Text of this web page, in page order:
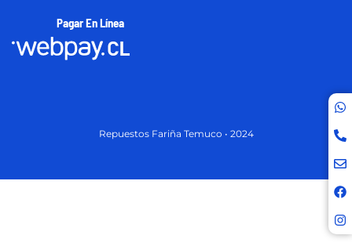
Pagar En Línea
Repuestos Fariña Temuco • 2024